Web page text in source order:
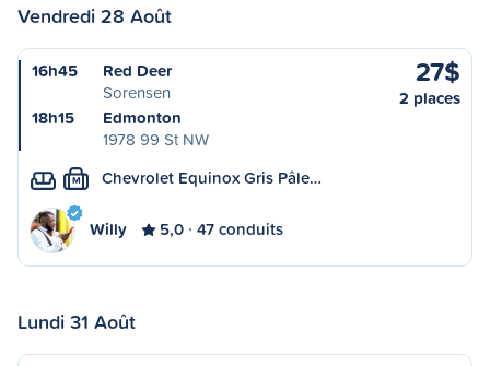
Vendredi 28 Août
16h45
Red Deer
Sorensen
18h15
Edmonton
1978 99 St NW
27$
2 places
M Chevrolet Equinox Gris Pâle…
Willy 5,0 47 conduits
Lundi 31 Août